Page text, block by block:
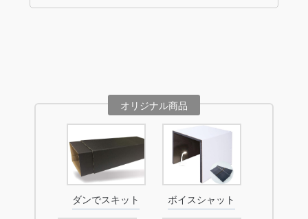
オリジナル商品
ダンでスキット ボイスシャット